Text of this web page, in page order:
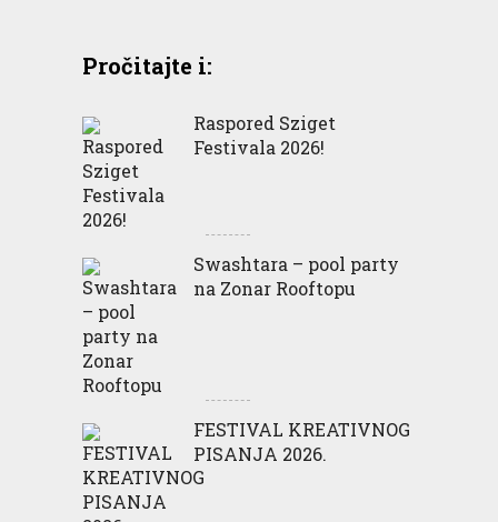
Pročitajte i:
Raspored Sziget
Festivala 2026!
Swashtara – pool party
na Zonar Rooftopu
FESTIVAL KREATIVNOG
PISANJA 2026.